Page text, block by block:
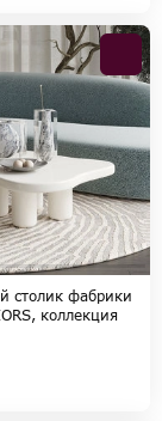
столик фабрики
коллекция